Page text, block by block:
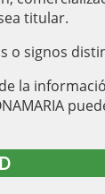
titular.
o signos
la